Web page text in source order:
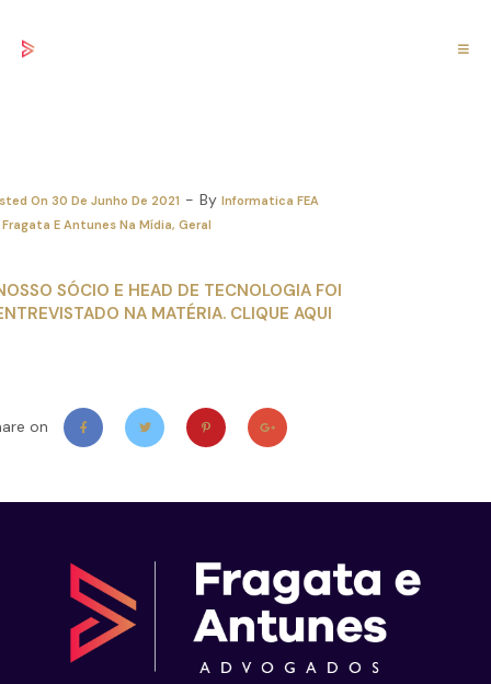
On 30 De Junho De 2021 By Informatica FEA
Fragata E Antunes Na Mídia Geral
SÓCIO E HEAD DE TECNOLOGIA FOI
NA MATÉRIA. CLIQUE AQUI
on